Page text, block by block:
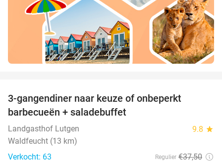
3-gangendiner naar keuze of onbeperkt
barbecueën + saladebuffet
Landgasthof Lutgen 9.8 star
Waldfeucht (13 km)
Verkocht: 63
Regulier €37,50